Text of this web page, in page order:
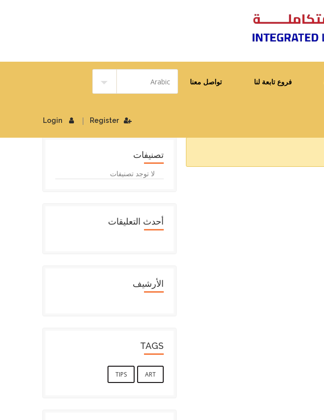
فروع تابعة لنا تواصل معنا
Login | Register
تصنيفات
لا توجد تصنيفات
أحدث التعليقات
الأرشيف
TAGS
ART
TIPS